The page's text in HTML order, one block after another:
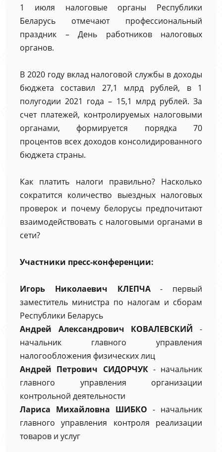
1 июля налоговые органы Республики
Беларусь отмечают профессиональный
праздник – День работников налоговых
органов.
В 2020 году вклад налоговой службы в доходы
бюджета составил 27,1 млрд рублей, в 1
полугодии 2021 года – 15,1 млрд рублей. За
счет платежей, контролируемых налоговыми
органами, формируется порядка 70
процентов всех доходов консолидированного
бюджета страны.
Как платить налоги правильно? Насколько
сократится количество выездных налоговых
проверок и почему белорусы предпочитают
взаимодействовать с налоговыми органами в
сети?
Участники пресс-конференции:
Игорь Николаевич КЛЕПЧА- первый
заместитель министра по налогам и сборам
Республики Беларусь
Андрей Александрович КОВАЛЕВСКИЙ -
начальник главного управления
налогообложения физических лиц
Андрей Петрович СИДОРЧУК- начальник
главного управления организации
контрольной деятельности
Лариса Михайловна ШИБКО - начальник
главного управления контроля реализации
товаров и услуг